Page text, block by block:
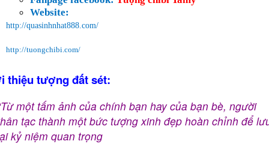
Website:
http://quasinhnhat888.com/
http://tuongchibi.com/
thiệu tượng đất sét:
một tấm ảnh của chính bạn hay của bạn bè, người
tạc thành một bức tượng xinh đẹp hoàn chỉnh để
kỷ niệm quan trọng